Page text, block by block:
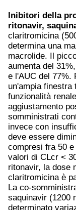
Inibitori della
ritonavir,
claritromicina
determina una
macrolide. Il
aumenta del
e l'AUC del 77%.
un'ampia finestra
funzionalità
aggiustamento
somministrati
invece con
deve essere
compresi fra 50
valori di CLcr <
ritonavir, la dose
claritromicina è
La co-
saquinavir (1200
determinato